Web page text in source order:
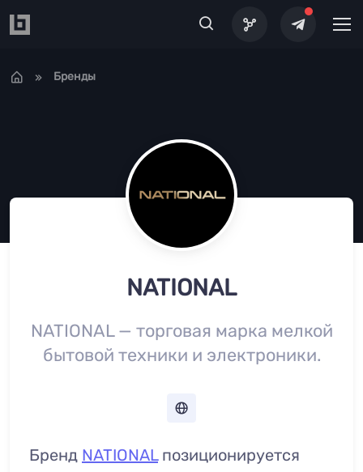
Бренды
NATIONAL
NATIONAL — торговая марка мелкой
бытовой техники и электроники.
Бренд NATIONALпозиционируется